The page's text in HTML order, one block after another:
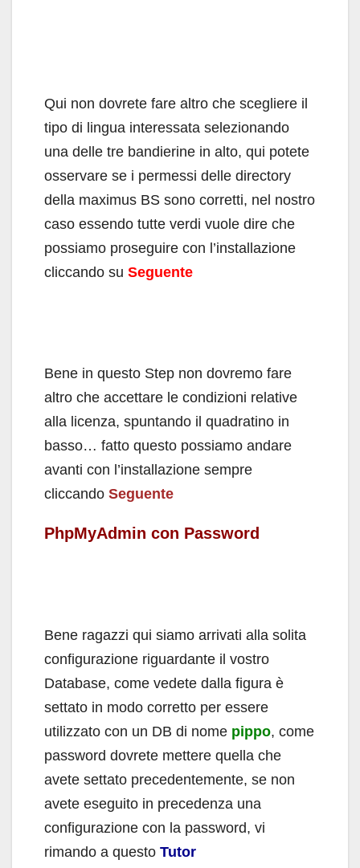
Qui non dovrete fare altro che scegliere il
tipo di lingua interessata selezionando
una delle tre bandierine in alto, qui potete
osservare se i permessi delle directory
della maximus BS sono corretti, nel nostro
caso essendo tutte verdi vuole dire che
possiamo proseguire con l’installazione
cliccando su Seguente
Bene in questo Step non dovremo fare
altro che accettare le condizioni relative
alla licenza, spuntando il quadratino in
basso… fatto questo possiamo andare
avanti con l’installazione sempre
cliccando Seguente
PhpMyAdmin con Password
Bene ragazzi qui siamo arrivati alla solita
configurazione riguardante il vostro
Database, come vedete dalla figura è
settato in modo corretto per essere
utilizzato con un DB di nome pippo, come
password dovrete mettere quella che
avete settato precedentemente, se non
avete eseguito in precedenza una
configurazione con la password, vi
rimando a questo Tutor